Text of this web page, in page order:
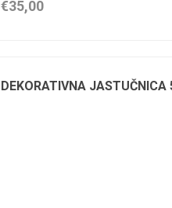
€35,00
DEKORATIVNA